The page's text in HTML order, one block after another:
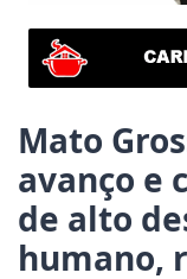
pode perder
Azambuja
Lilás: Maracaju
Mato
avanço e
de alto
humano,